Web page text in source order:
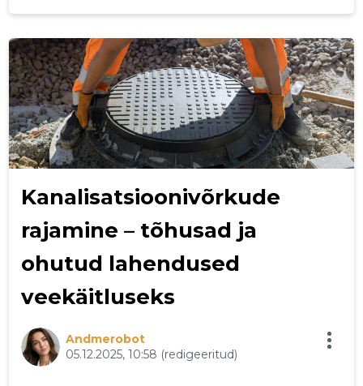
-
Kanalisatsioonivõrkude
rajamine – tõhusad ja
ohutud lahendused
veekäitluseks
Andmerobot
05.12.2025, 10:58 (redigeeritud)